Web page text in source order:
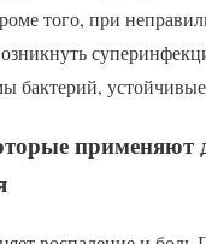
того, при
бактерий,
применяют